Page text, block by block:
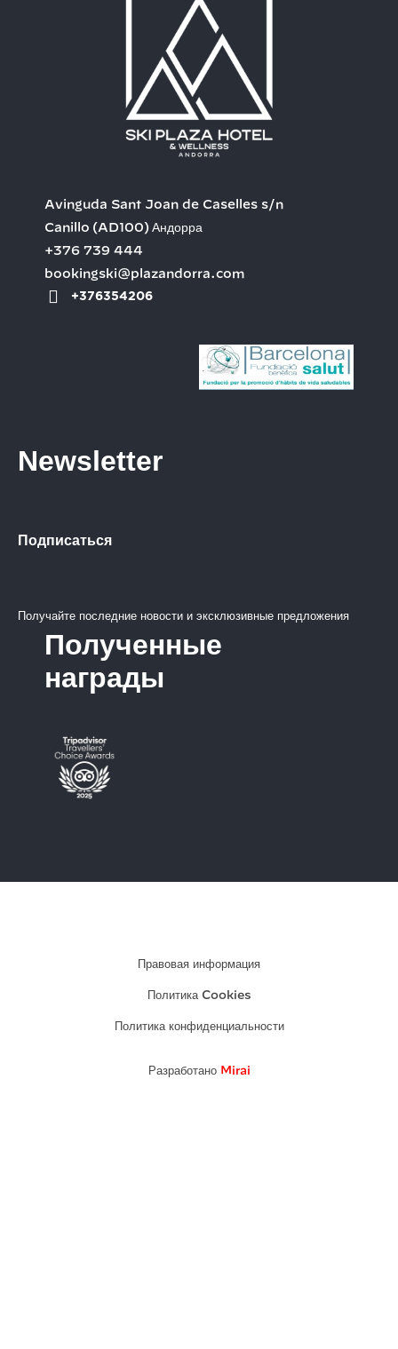
Avinguda Sant Joan de Caselles s/n
Canillo (AD100) Андорра
+376 739 444
bookingski@plazandorra.com
+376354206
Newsletter
Подписаться
Получайте последние новости и эксклюзивные предложения
Полученные
награды
Правовая информация
Политика Cookies
Политика конфиденциальности
Разработано Mirai